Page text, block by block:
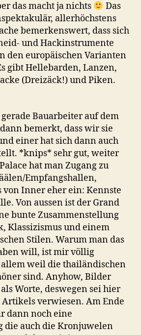
das macht ja nichts
Das
allerhöchstens
bemerkenswert, dass sich
und Hackinstrumente
den europäischen Varianten
gibt Hellebarden, Lanzen,
(Dreizäck!) und Piken.
Bauarbeiter auf dem
bemerkt, dass wir sie
einer hat sich dann auch
*knips* sehr gut, weiter
hat man Zugang zu
Empfangshallen,
von Inner eher ein: Kennste
Von aussen ist der Grand
bunte Zusammenstellung
Klassizismus und einem
Stilen. Warum man das
will, ist mir völlig
weil die thailändischen
sind. Anyhow, Bilder
Worte, deswegen sei hier
Artikels verwiesen. Am Ende
dann noch eine
die auch die Kronjuwelen